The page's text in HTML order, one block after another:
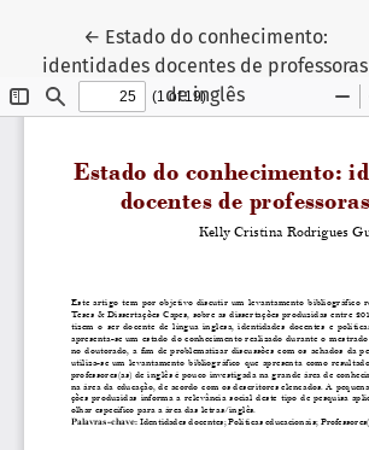
← Voltar aos Detalhes do Artigo
Estado do conhecimento:
identidades docentes de professoras
de inglês